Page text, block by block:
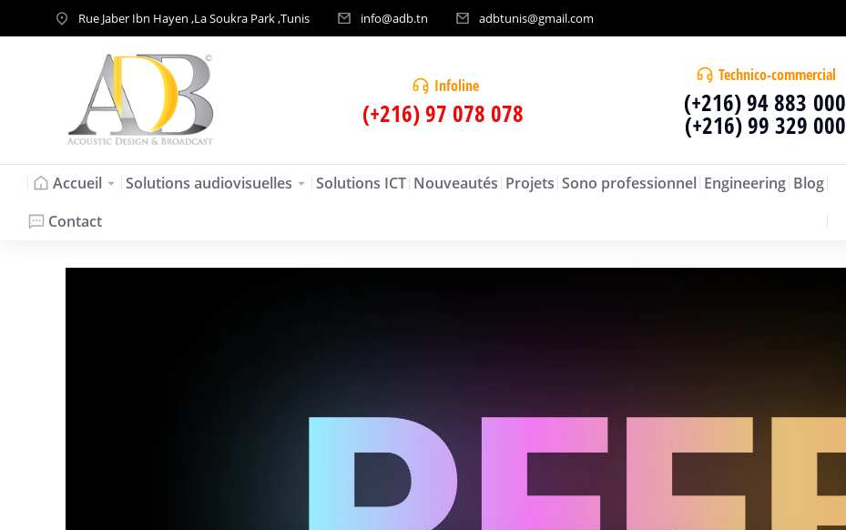
Rue Jaber Ibn Hayen ,La Soukra Park ,Tunis info@adb.tn adbtunis@gmail.com
Infoline
(+216) 97 078 078
Technico-commercial
(+216) 94 883 000
(+216) 99 329 000
Accueil Solutions audiovisuelles Solutions ICT Nouveautés Projets Sono professionnel Engineering Blog
Contact